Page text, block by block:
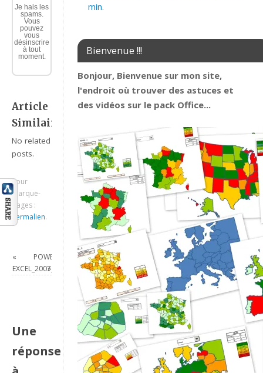
Je hais les
spams.
Vous
pouvez
vous
désinscrire
à tout
moment.
Article
Similaire:
No related
posts.
Pour
marque-
pages :
Permalien.
«
EXCEL_2007_LES_MEILLEURS_GRAPHIQUES_DE_PROGRESSION
POWERPOINT_2007_EX_EFFET_MAN_POURCENTAGE
»
Une
réponse
min.
Bienvenue !!!
Bonjour, Bienvenue sur mon site,
l'endroit où trouver des astuces et
des vidéos sur le pack Office...